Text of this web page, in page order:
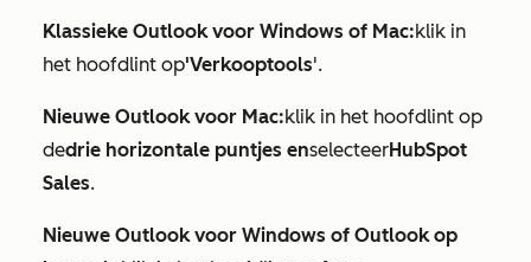
Klassieke Outlook voor Windows of Mac:klik in
het hoofdlint op'Verkooptools'.
Nieuwe Outlook voor Mac:klik in het hoofdlint op
dedrie horizontale puntjes enselecteerHubSpot
Sales.
Nieuwe Outlook voor Windows of Outlook op